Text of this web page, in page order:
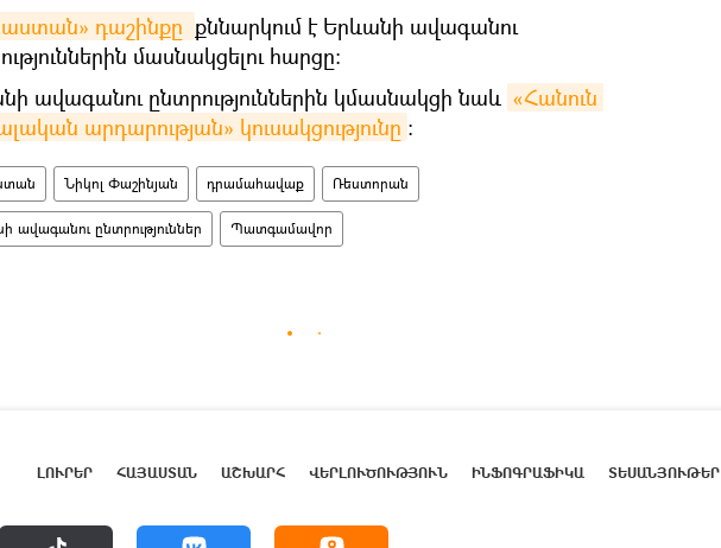
դաշինքը քննարկում է Երևանի ավագանու
մասնակցելու հարցը։
ավագանու ընտրություններին կմասնակցի նաև «Հանուն
արդարության» կուսակցությունը ։
Նիկոլ Փաշինյան դրամահավաք Ռեստորան
ավագանու ընտրություններ Պատգամավոր
ԼՈՒՐԵՐ ՀԱՅԱՍՏԱՆ ԱՇԽԱՐՀ ՎԵՐԼՈՒԾՈՒԹՅՈՒՆ ԻՆՖՈԳՐԱՖԻԿԱ ՏԵՍԱՆՅՈՒԹԵՐ